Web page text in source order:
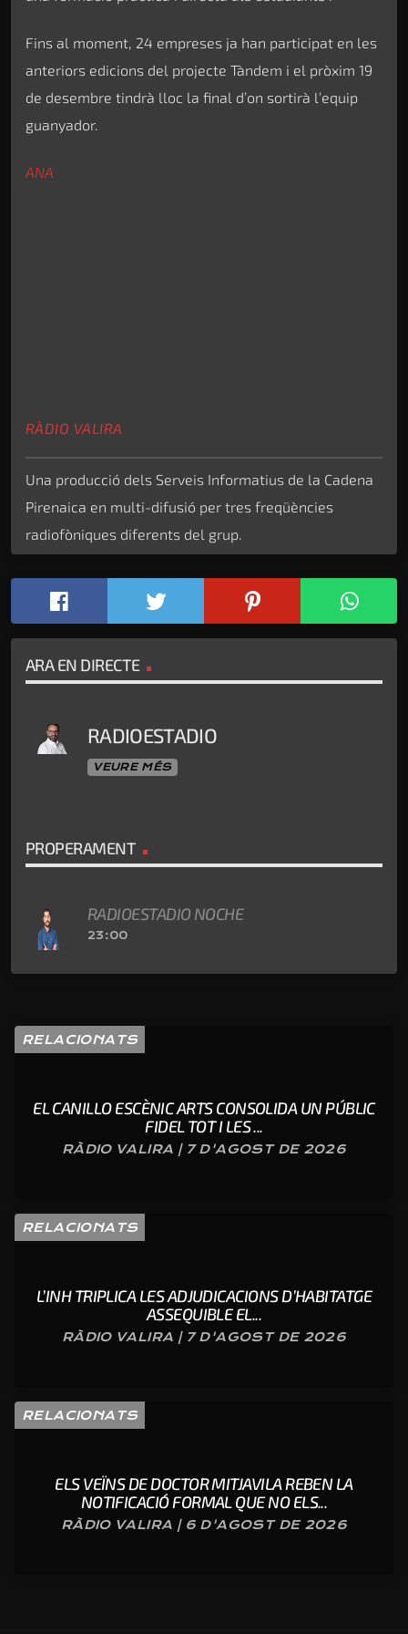
Fins al moment, 24 empreses ja han participat en les
anteriors edicions del projecte Tàndem i el pròxim 19
de desembre tindrà lloc la final d’on sortirà l’equip
guanyador.
ANA
RÀDIO VALIRA
Una producció dels Serveis Informatius de la Cadena
Pirenaica en multi-difusió per tres freqüències
radiofòniques diferents del grup.
ARA EN DIRECTE
RADIOESTADIO
VEURE MÉS
PROPERAMENT
RADIOESTADIO NOCHE
23:00
RELACIONATS
EL CANILLO ESCÈNIC ARTS CONSOLIDA UN PÚBLIC
FIDEL TOT I LES ...
RÀDIO VALIRA | 7 D'AGOST DE 2026
RELACIONATS
L’INH TRIPLICA LES ADJUDICACIONS D’HABITATGE
ASSEQUIBLE EL...
RÀDIO VALIRA | 7 D'AGOST DE 2026
RELACIONATS
ELS VEÏNS DE DOCTOR MITJAVILA REBEN LA
NOTIFICACIÓ FORMAL QUE NO ELS...
RÀDIO VALIRA | 6 D'AGOST DE 2026